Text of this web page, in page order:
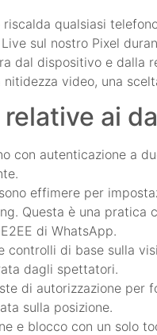
qualsiasi
sul nostro Pixel
dal dispositivo e
video, una
ai
con autenticazione a
effimere per
Questa è una
di WhatsApp.
controlli di base sulla
dagli spettatori.
di autorizzazione per
sulla posizione.
e blocco con un solo